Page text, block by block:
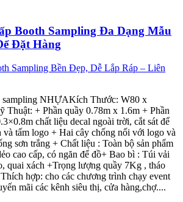
Booth Sampling Đa Dạng Mẫu
Đặt Hàng
sampling NHỰAKích Thước: W80 x
Thuật: + Phần quầy 0.78m x 1.6m + Phần
chất liệu decal ngoài trời, cắt sát để
và tấm logo + Hai cây chống nối với logo và
sơn trắng + Chất liệu : Toàn bộ sản phẩm
cao cấp, có ngăn để đồ+ Bao bì : Túi vải
quai xách +Trọng lượng quầy 7Kg , tháo
hợp: cho các chương trình chạy event
mãi các kênh siêu thị, cửa hàng,chợ....